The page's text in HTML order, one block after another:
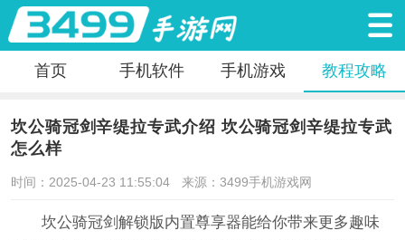
首页 手机软件 手机游戏 教程攻略
坎公骑冠剑辛缇拉专武介绍 坎公骑冠剑辛缇拉专武
怎么样
时间：2025-04-23 11:55:04 来源：3499手机游戏网
坎公骑冠剑解锁版内置尊享器能给你带来更多趣味